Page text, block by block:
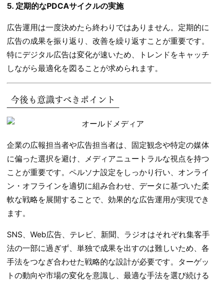
5. 定期的なPDCAサイクルの実施
広告運用は一度決めたら終わりではありません。定期的に
広告の成果を振り返り、改善を繰り返すことが重要です。
特にデジタル広告は変化が速いため、トレンドをキャッチ
しながら最適化を図ることが求められます。
今後も意識すべきポイント
企業の広報担当者や広告担当者は、固定観念や特定の媒体
に偏った選択を避け、メディアニュートラルな視点を持つ
ことが重要です。ペルソナ設定をしっかり行い、オンライ
ン・オフラインを適切に組み合わせ、データに基づいた柔
軟な戦略を展開することで、効果的な広告運用が実現でき
ます。
SNS、Web広告、テレビ、新聞、ラジオはそれぞれ集客手
法の一部に過ぎず、単独で成果を出すのは難しいため、各
手法をつなぎ合わせた戦略的な設計が必要です。ターゲッ
トの動向や市場の変化を意識し、最適な手法を選び続ける